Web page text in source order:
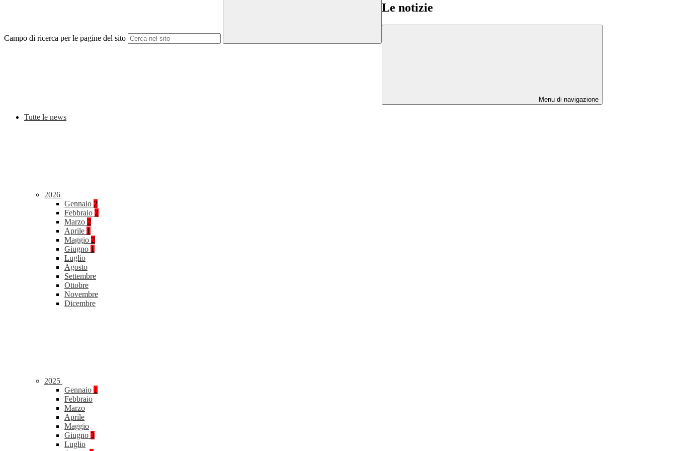
Campo di ricerca per le pagine del sito
Le notizie
Menu di navigazione
Tutte le news
2026
Gennaio 2
Febbraio 2
Marzo 2
Aprile 1
Maggio 2
Giugno 1
Luglio
Agosto
Settembre
Ottobre
Novembre
Dicembre
2025
Gennaio 1
Febbraio
Marzo
Aprile
Maggio
Giugno 3
Luglio